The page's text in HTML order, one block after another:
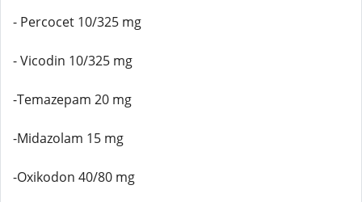
- Percocet 10/325 mg
- Vicodin 10/325 mg
-Temazepam 20 mg
-Midazolam 15 mg
-Oxikodon 40/80 mg